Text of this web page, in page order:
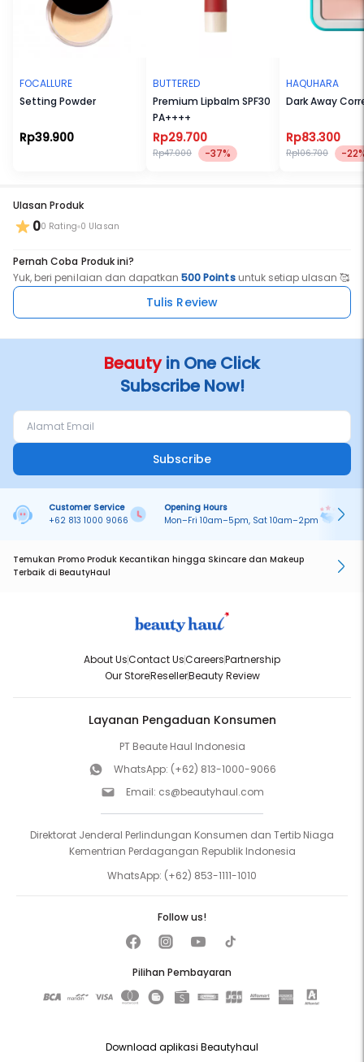
CATATAN PENTING: kemasan menggunakan airless tube, sehingga
pada penggunaan pertama dibutuhkan menekan pump berkali-
kali untuk mengeluarkan anginnya sampai akhirnya produk bisa
FOCALLURE
Setting Powder
Rp39.900
BUTTERED
Premium Lipbalm SPF30
PA++++
Rp29.700
Rp47.000 -37%
HAQUHARA
Dark Away
Rp83.300
Rp106.700 -
Ulasan Produk
00 Rating 0 Ulasan
Pernah Coba Produk ini?
Yuk, beri penilaian dan dapatkan500 Pointsuntuk setiap ulasan 🥰
Tulis Review
Beautyin One Click
Subscribe Now!
Subscribe
Customer Service
+62 813 1000 9066
Opening Hours
Mon–Fri 10am–5pm, Sat 10am–2pm
Temukan Promo Produk Kecantikan hingga Skincare dan Makeup
Terbaik di BeautyHaul
About UsContact UsCareersPartnership
Our StoreResellerBeauty Review
Layanan Pengaduan Konsumen
PT Beaute Haul Indonesia
WhatsApp: (+62) 813-1000-9066
Email: cs@beautyhaul.com
Direktorat Jenderal Perlindungan Konsumen dan Tertib Niaga
Kementrian Perdagangan Republik Indonesia
WhatsApp: (+62) 853-1111-1010
Pilihan Pembayaran
Follow us!
Download aplikasi Beautyhaul